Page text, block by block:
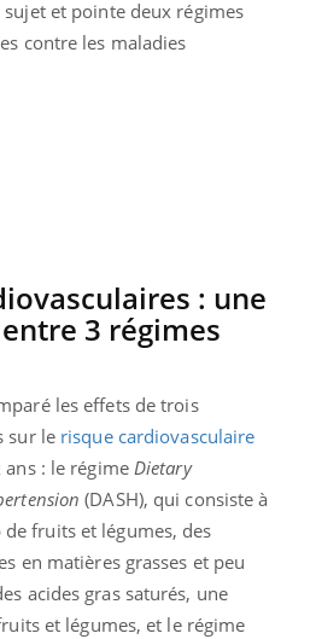
et pointe deux régimes
contre les maladies
: une
3 régimes
les effets de trois
sur le risque cardiovasculaire
: le régime Dietary
(DASH), qui consiste à
fruits et légumes, des
en matières grasses et peu
acides gras saturés, une
et légumes, et le régime